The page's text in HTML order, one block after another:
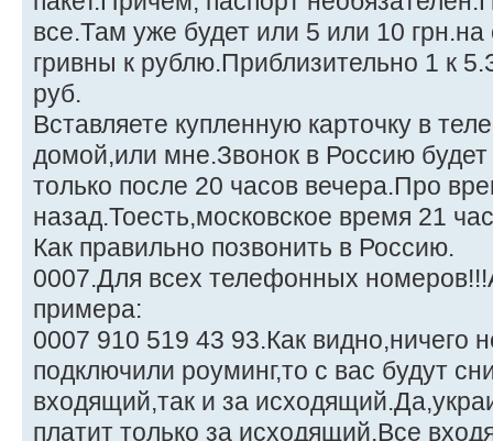
все.Там уже будет или 5 или 10
гривны к рублю.Приблизительно 1 к
руб.
Вставляете купленную карточку в
домой,или мне.Звонок в Россию будет
только после 20 часов вечера.Про
назад.Тоесть,московское время 21
Как правильно позвонить в Россию.
0007.Для всех телефонных
примера:
0007 910 519 43 93.Как видно,ничего
подключили роуминг,то с вас будут
входящий,так и за
платит только за исходящий.Все